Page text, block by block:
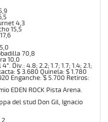
4,3
15,5
70,8
10,0
Div.: 4.8; 2.2; 1.7; 1.7; 1.4; 2.1;
$ 3.680 Quinela: $ 1.780
Enganche: $ 5.700 Retiros:
EDEN ROCK Pista Arena.
del stud Don Gil, Ignacio